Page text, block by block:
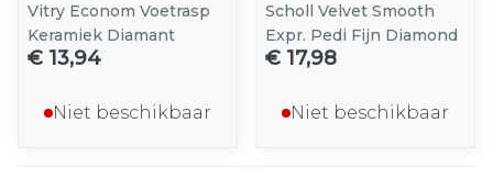
Vitry Econom Voetrasp
Keramiek Diamant
€ 13,94
Niet beschikbaar
Scholl Velvet Smooth
Expr. Pedi Fijn Diamond
€ 17,98
Niet beschikbaar